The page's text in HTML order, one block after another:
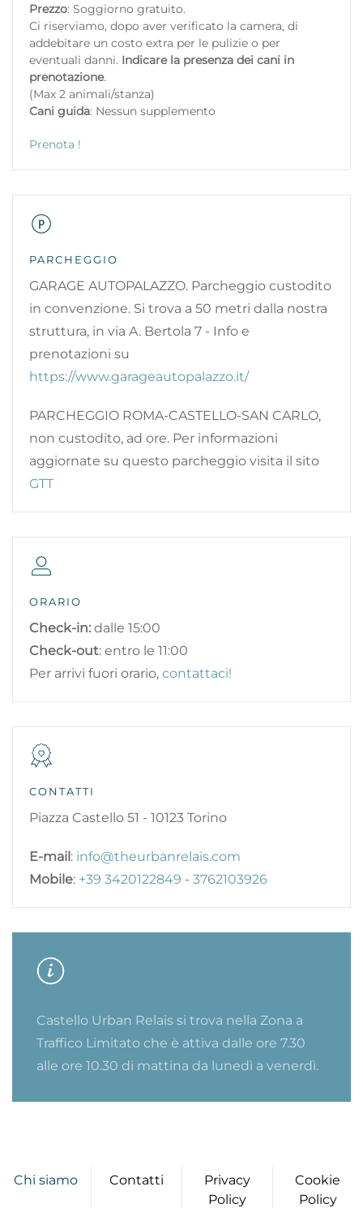
Prezzo: Soggiorno gratuito.
Ci riserviamo, dopo aver verificato la camera, di
addebitare un costo extra per le pulizie o per
eventuali danni. Indicare la presenza dei cani in
prenotazione.
(Max 2 animali/stanza)
Cani guida: Nessun supplemento
Prenota !
PARCHEGGIO
GARAGE AUTOPALAZZO. Parcheggio custodito
in convenzione. Si trova a 50 metri dalla nostra
struttura, in via A. Bertola 7 - Info e
prenotazioni su
https://www.garageautopalazzo.it/
PARCHEGGIO ROMA-CASTELLO-SAN CARLO,
non custodito, ad ore. Per informazioni
aggiornate su questo parcheggio visita il sito
GTT
ORARIO
Check-in: dalle 15:00
Check-out: entro le 11:00
Per arrivi fuori orario, contattaci!
CONTATTI
Piazza Castello 51 - 10123 Torino
E-mail: info@theurbanrelais.com
Mobile: +39 3420122849 - 3762103926
Castello Urban Relais si trova nella Zona a
Traffico Limitato che è attiva dalle ore 7.30
alle ore 10.30 di mattina da lunedì a venerdì.
Chi siamo Contatti
Privacy
Policy
Cookie
Policy